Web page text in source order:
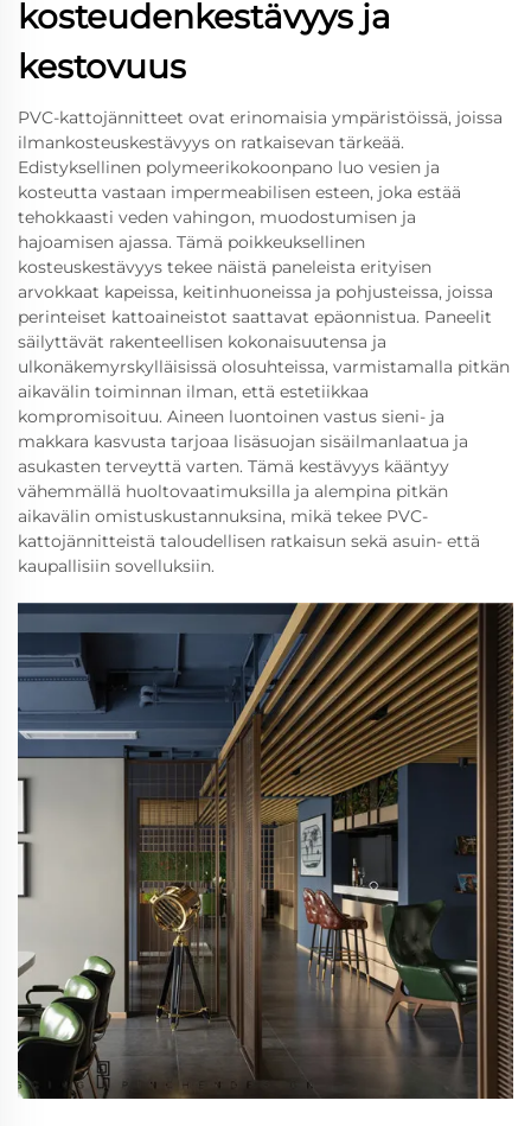
kosteudenkestävyys ja
kestovuus
PVC-kattojännitteet ovat erinomaisia ympäristöissä, joissa
ilmankosteuskestävyys on ratkaisevan tärkeää.
Edistyksellinen polymeerikokoonpano luo vesien ja
kosteutta vastaan impermeabilisen esteen, joka estää
tehokkaasti veden vahingon, muodostumisen ja
hajoamisen ajassa. Tämä poikkeuksellinen
kosteuskestävyys tekee näistä paneleista erityisen
arvokkaat kapeissa, keitinhuoneissa ja pohjusteissa, joissa
perinteiset kattoaineistot saattavat epäonnistua. Paneelit
säilyttävät rakenteellisen kokonaisuutensa ja
ulkonäkemyrskylläisissä olosuhteissa, varmistamalla pitkän
aikavälin toiminnan ilman, että estetiikkaa
kompromisoituu. Aineen luontoinen vastus sieni- ja
makkara kasvusta tarjoaa lisäsuojan sisäilmanlaatua ja
asukasten terveyttä varten. Tämä kestävyys kääntyy
vähemmällä huoltovaatimuksilla ja alempina pitkän
aikavälin omistuskustannuksina, mikä tekee PVC-
kattojännitteistä taloudellisen ratkaisun sekä asuin- että
kaupallisiin sovelluksiin.